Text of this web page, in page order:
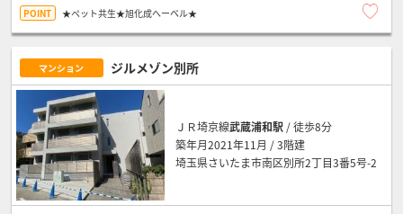
★ペット共生★旭化成へーベル★
マンション ジルメゾン別所
ＪＲ埼京線武蔵浦和駅 / 徒歩8分
築年月2021年11月 / 3階建
埼玉県さいたま市南区別所2丁目3番5号-2